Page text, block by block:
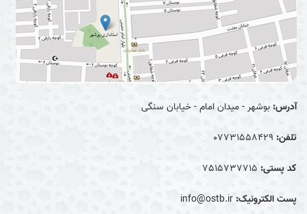
آدرس: بوشهر - میدان امام - خیابان سنگی
تلفن: 07731558429
کد پستی: 7515737715
پست الکترونیک: info@ostb.ir